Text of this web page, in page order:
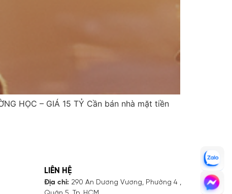
HỌC – GIÁ 15 TỶ Cần bán nhà mặt tiền
LIÊN HỆ
Địa chỉ: 290 An Dương Vương, Phường 4 ,